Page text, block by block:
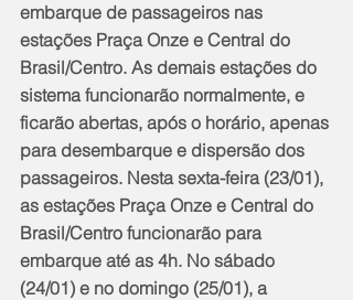
embarque de passageiros nas
estações Praça Onze e Central do
Brasil/Centro. As demais estações do
sistema funcionarão normalmente, e
ficarão abertas, após o horário, apenas
para desembarque e dispersão dos
passageiros. Nesta sexta-feira (23/01),
as estações Praça Onze e Central do
Brasil/Centro funcionarão para
embarque até as 4h. No sábado
(24/01) e no domingo (25/01), a